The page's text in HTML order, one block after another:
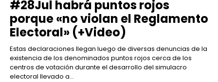
#28Jul habrá puntos rojos
porque «no violan el Reglamento
Electoral» (+Video)
Estas declaraciones llegan luego de diversas denuncias de la
existencia de los denominados puntos rojos cerca de los
centros de votación durante el desarrollo del simulacro
electoral llevado a...